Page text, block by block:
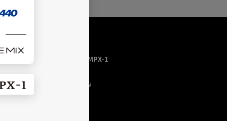
USEN MUSIC HOME／MPX-1
今流れている曲（NOW
PLAYING）